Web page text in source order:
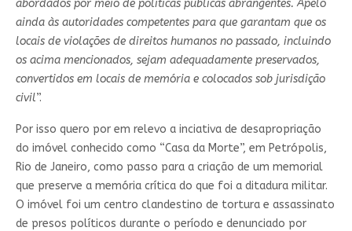
abordados por meio de políticas públicas abrangentes. Apelo
ainda às autoridades competentes para que garantam que os
locais de violações de direitos humanos no passado, incluindo
os acima mencionados, sejam adequadamente preservados,
convertidos em locais de memória e colocados sob jurisdição
civil”.
Por isso quero por em relevo a inciativa de desapropriação
do imóvel conhecido como “Casa da Morte”, em Petrópolis,
Rio de Janeiro, como passo para a criação de um memorial
que preserve a memória crítica do que foi a ditadura militar.
O imóvel foi um centro clandestino de tortura e assassinato
de presos políticos durante o período e denunciado por